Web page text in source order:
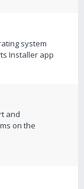
system
Installer app
and
on the